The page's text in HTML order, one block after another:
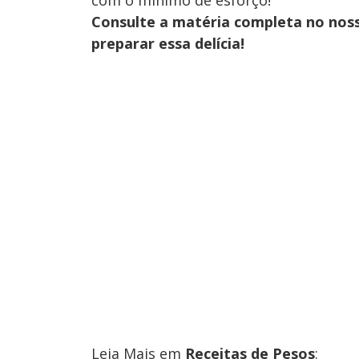
Consulte a matéria completa no
preparar essa delícia!
Leia Mais em Receitas de Pesos: